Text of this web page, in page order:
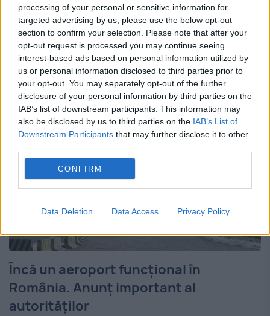
processing of your personal or sensitive information for
targeted advertising by us, please use the below opt-out
section to confirm your selection. Please note that after your
opt-out request is processed you may continue seeing
interest-based ads based on personal information utilized by
us or personal information disclosed to third parties prior to
your opt-out. You may separately opt-out of the further
disclosure of your personal information by third parties on the
IAB’s list of downstream participants. This information may
also be disclosed by us to third parties on the IAB’s List of
Downstream Participants that may further disclose it to other
CONFIRM
Data Deletion Data Access Privacy Policy
amiază în metroul bucureștean. Un tânăr ar
fi fost batjocorit, lovit și într-un final
aruncat afară din garnitura de metrou
pentru simplul motiv că era...
Încă un aeroport funcţional în
România. Anunţ important al
autorităţilor